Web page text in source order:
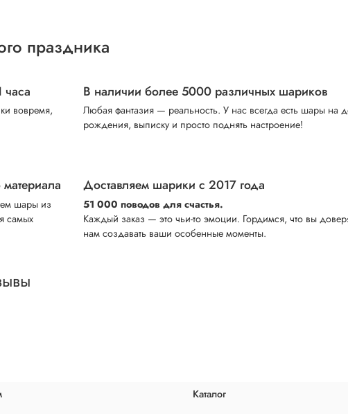
праздника
часа
вовремя,
В наличии более 5000 различных шариков
Любая фантазия — реальность. У нас всегда есть шары на
рождения, выписку и просто поднять настроение!
шары из
самых
Доставляем шарики с 2017 года
51 000 поводов для счастья.
Каждый заказ — это чьи-то эмоции. Гордимся, что вы
нам создавать ваши особенные моменты.
Каталог